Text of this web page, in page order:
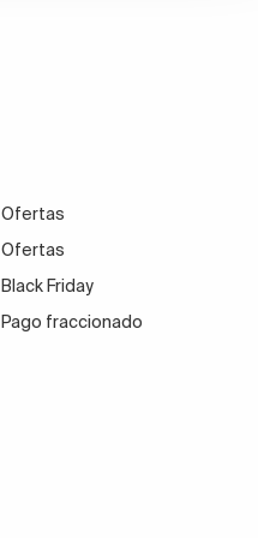
Ofertas
Ofertas
Black Friday
Pago fraccionado